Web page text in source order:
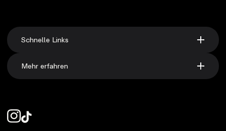
Schnelle Links
Mehr erfahren